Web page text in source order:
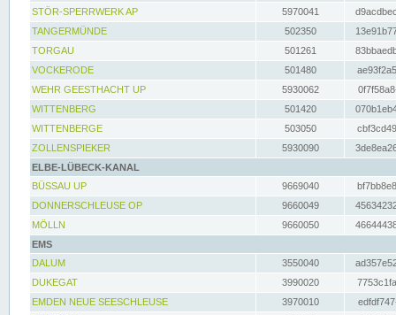
STÖR-SPERRWERK AP 5970041
TANGERMÜNDE
502350
TORGAU
501261
VOCKERODE
501480
WEHR GEESTHACHT UP
5930062
WITTENBERG
501420
WITTENBERGE
503050
ZOLLENSPIEKER
5930090
ELBE-LÜBECK-KANAL
BÜSSAU UP
9669040
DONNERSCHLEUSE OP
9660049
MÖLLN
9660050
EMS
DALUM
3550040
DUKEGAT
3990020
EMDEN NEUE SEESCHLEUSE
3970010